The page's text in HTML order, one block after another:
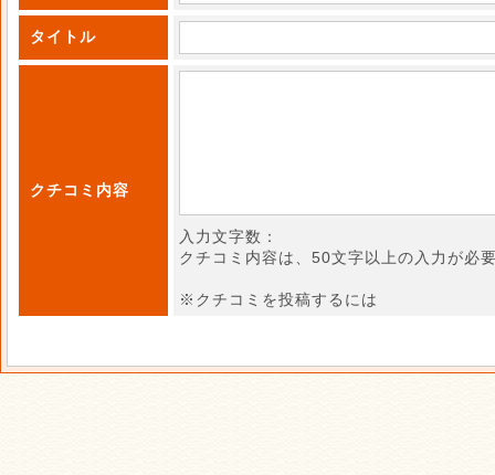
タイトル
クチコミ内容
入力文字数：
クチコミ内容は、50文字以上の入力が必
※クチコミを投稿するには